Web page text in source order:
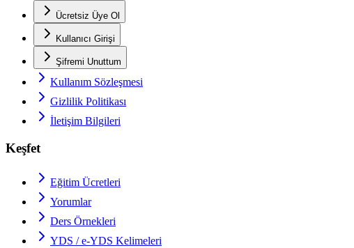
Ücretsiz Üye Ol
Kullanıcı Girişi
Şifremi Unuttum
Kullanım Sözleşmesi
Gizlilik Politikası
İletişim Bilgileri
Keşfet
Eğitim Ücretleri
Yorumlar
Ders Örnekleri
YDS / e-YDS Kelimeleri